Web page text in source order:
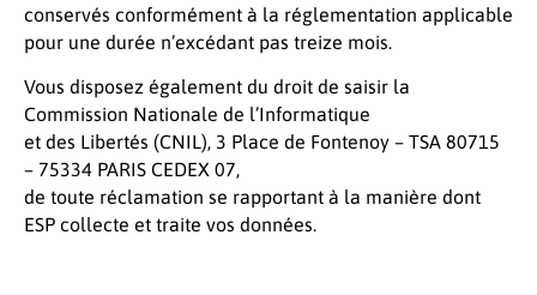
conservés conformément à la réglementation applicable
pour une durée n’excédant pas treize mois.
Vous disposez également du droit de saisir la
Commission Nationale de l’Informatique
et des Libertés (CNIL), 3 Place de Fontenoy – TSA 80715
– 75334 PARIS CEDEX 07,
de toute réclamation se rapportant à la manière dont
ESP collecte et traite vos données.